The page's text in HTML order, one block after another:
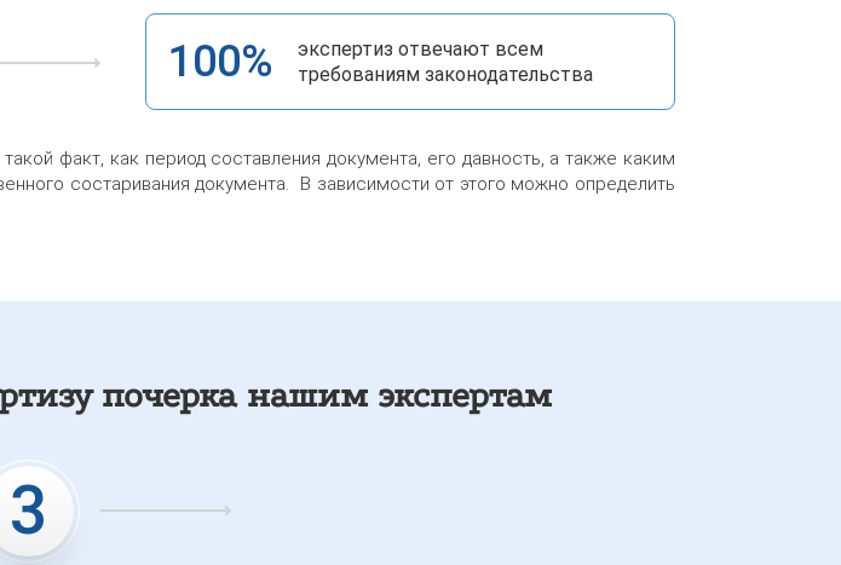
100%
экспертиз отвечают всем
требованиям законодательства
факт, как период составления документа, его давность, а также каким
состаривания документа. В зависимости от этого можно определить
почерка нашим экспертам
3